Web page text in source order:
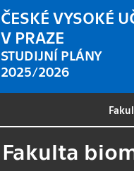
ČESKÉ VYSOKÉ
V PRAZE
STUDIJNÍ PLÁNY
2025/2026
Fakulta